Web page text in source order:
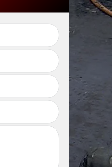
Travaux d'isolation 86
Vienne